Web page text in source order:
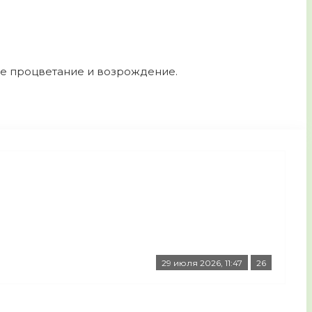
процветание и возрождение.
29 июля 2026, 11:47 26